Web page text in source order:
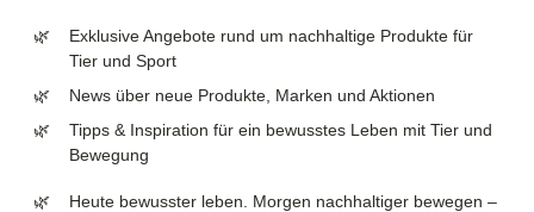
Exklusive Angebote rund um nachhaltige Produkte für
Tier und Sport
News über neue Produkte, Marken und Aktionen
Tipps & Inspiration für ein bewusstes Leben mit Tier und
Bewegung
Heute bewusster leben. Morgen nachhaltiger bewegen –